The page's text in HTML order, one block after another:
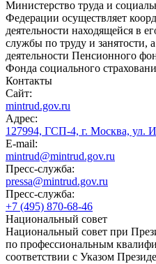
Министерство труда и
Федерации осуществляет
деятельности находящейся в
службы по труду и занятости,
деятельности Пенсионного
Фонда социального
Контакты
Сайт:
mintrud.gov.ru
Адрес:
127994, ГСП-4, г. Москва, ул.
E-mail:
mintrud@mintrud.gov.ru
Пресс-служба:
pressa@mintrud.gov.ru
Пресс-служба:
+7 (495) 870-68-46
Национальный совет
Национальный совет при
по профессиональным
соответствии с Указом